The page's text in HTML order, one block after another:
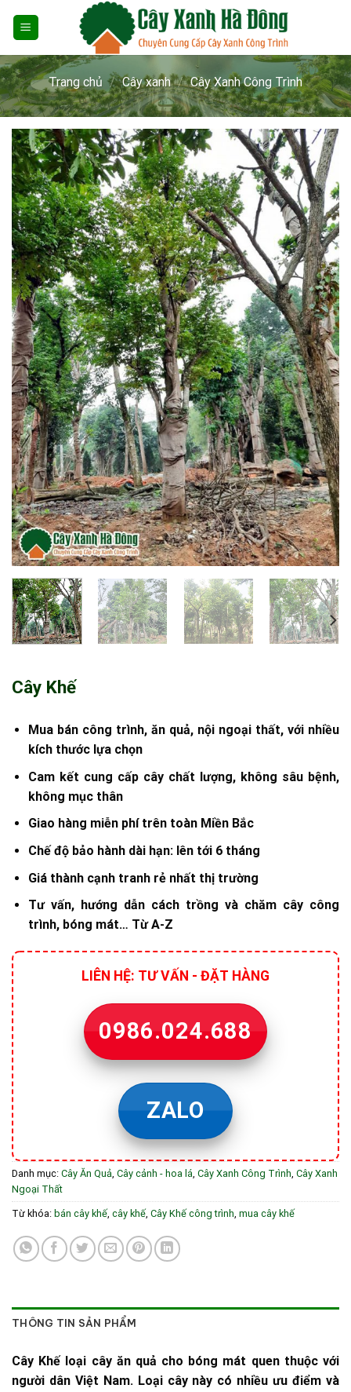
Trang chủ / Cây xanh / Cây Xanh Công Trình
Cây Khế
Mua bán công trình, ăn quả, nội ngoại thất, với nhiều
kích thước lựa chọn
Cam kết cung cấp cây chất lượng, không sâu bệnh,
không mục thân
Giao hàng miễn phí trên toàn Miền Bắc
Chế độ bảo hành dài hạn: lên tới 6 tháng
Giá thành cạnh tranh rẻ nhất thị trường
Tư vấn, hướng dẫn cách trồng và chăm cây công
trình, bóng mát… Từ A-Z
LIÊN HỆ: TƯ VẤN - ĐẶT HÀNG
0986.024.688
ZALO
Danh mục: Cây Ăn Quả, Cây cảnh - hoa lá, Cây Xanh Công Trình, Cây Xanh
Ngoại Thất
Từ khóa: bán cây khế, cây khế, Cây Khế công trình, mua cây khế
THÔNG TIN SẢN PHẨM
Cây Khế loại cây ăn quả cho bóng mát quen thuộc với
người dân Việt Nam. Loại cây này có nhiều ưu điểm và